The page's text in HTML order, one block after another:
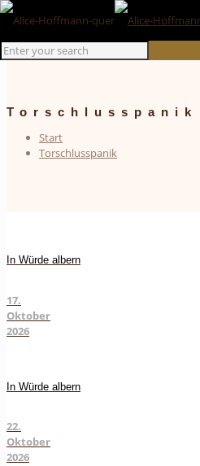
Torschlusspanik
Start
Torschlusspanik
In Würde albern
17.
Oktober
2026
In Würde albern
22.
Oktober
2026